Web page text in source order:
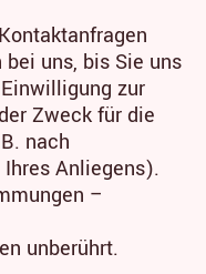
uns, bis Sie uns
zur
Zweck für die
nach
Anliegens).
–
unberührt.